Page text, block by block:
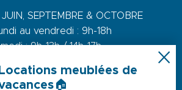
SEPTEMBRE & OCTOBRE
au vendredi : 9h-18h
: 9h-13h / 14h-17h
Locations meublées de